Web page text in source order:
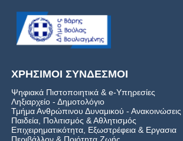
ΧΡΗΣΙΜΟΙ ΣΥΝΔΕΣΜΟΙ
Ψηφιακά Πιστοποιητικά & e-Υπηρεσίες
Ληξιαρχείο - Δημοτολόγιο
Τμήμα Ανθρώπινου Δυναμικού - Ανακοινώσεις
Παιδεία, Πολιτισμός & Αθλητισμός
Επιχειρηματικότητα, Εξωστρέφεια & Εργασια